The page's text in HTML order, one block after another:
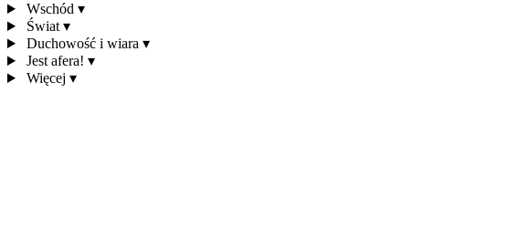
Wschód ▾
Świat ▾
Duchowość i wiara ▾
Jest afera! ▾
Więcej ▾